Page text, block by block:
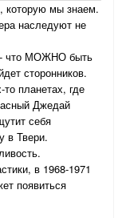
которую мы знаем.
наследуют не
- что МОЖНО быть
сторонников.
планетах, где
Джедай
себя
в Твери.
в 1968-1971
появиться